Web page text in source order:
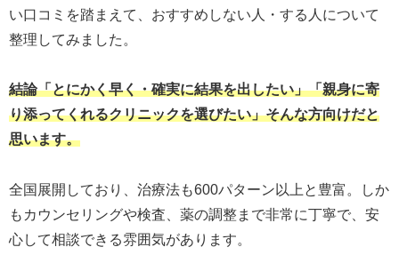
い口コミを踏まえて、おすすめしない人・する人について
整理してみました。
結論「とにかく早く・確実に結果を出したい」「親身に寄
り添ってくれるクリニックを選びたい」そんな方向けだと
思います。
全国展開しており、治療法も600パターン以上と豊富。しか
もカウンセリングや検査、薬の調整まで非常に丁寧で、安
心して相談できる雰囲気があります。